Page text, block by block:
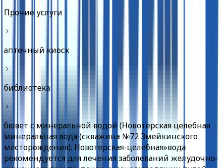
Прочие услуги
аптечный киоск
библиотека
бювет с минеральной водой (Новотерская целебная
минеральная вода (скважина №72 Змейкинского
месторождения). Новотерская-целебная»вода
рекомендуется для лечения заболеваний желудочно-